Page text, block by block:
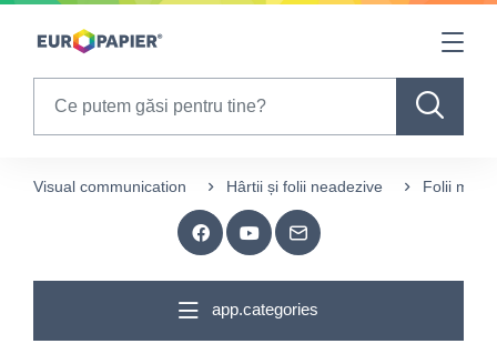
Table Of Content
Visual communication Hârtii și folii neadezive Folii
app.categories